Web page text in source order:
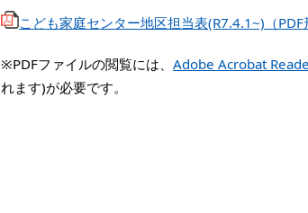
こども家庭センター地区担当表(R7.4.1~)（PDF
※PDFファイルの閲覧には、 Adobe Acrobat
れます)が必要です。